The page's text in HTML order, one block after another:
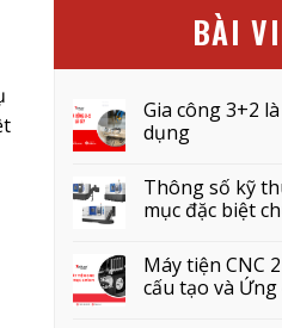
BÀI
Gia công 3+2
dụng
Thông số kỹ
mục đặc biệt
Máy tiện CNC
cấu tạo và